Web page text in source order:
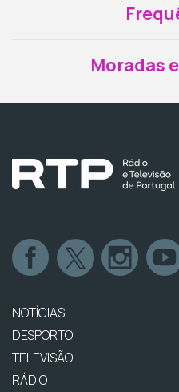
Moradas
NOTÍCIAS
DESPORTO
TELEVISÃO
RÁDIO